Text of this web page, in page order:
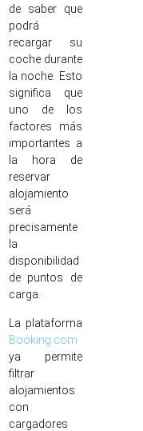
de saber que
podrá
recargar su
coche durante
la noche. Esto
significa que
uno de los
factores más
importantes a
la hora de
reservar
alojamiento
será
precisamente
la
disponibilidad
de puntos de
carga.
La plataforma
Booking.com
ya permite
filtrar
alojamientos
con
cargadores